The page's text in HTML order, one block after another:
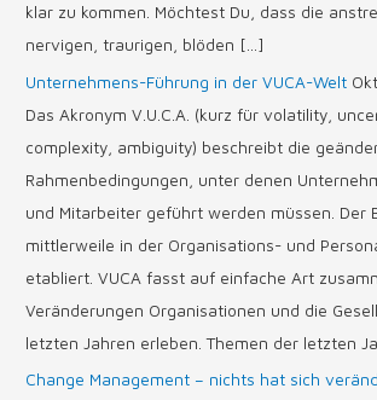
klar zu kommen. Möchtest Du, dass die
nervigen, traurigen, blöden […]
Unternehmens-Führung in der VUCA-Welt
Das Akronym V.U.C.A. (kurz für volatility,
complexity, ambiguity) beschreibt die
Rahmenbedingungen, unter denen
und Mitarbeiter geführt werden müssen. Der
mittlerweile in der Organisations- und
etabliert. VUCA fasst auf einfache Art
Veränderungen Organisationen und die
letzten Jahren erleben. Themen der letzten
Change Management – nichts hat sich